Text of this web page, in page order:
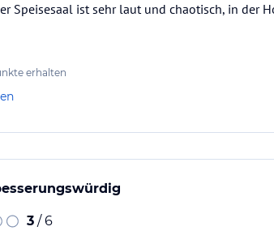
Speisesaal ist sehr laut und chaotisch, in der
erhalten
3 / 6